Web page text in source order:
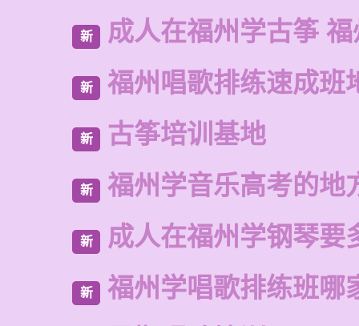
新 成人在福州学古筝
新 福州唱歌排练速成班
新 古筝培训基地
新 福州学音乐高考的地
新 成人在福州学钢琴要
新 福州学唱歌排练班哪